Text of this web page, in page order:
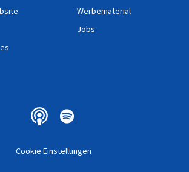
Werbematerial
Jobs
Cookie Einstellungen